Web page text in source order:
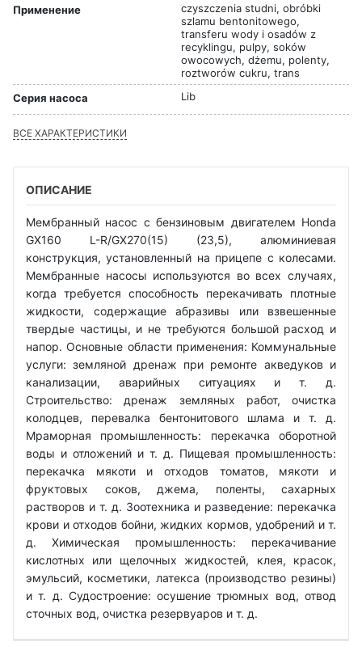
Применение
czyszczenia studni, obróbki
szlamu bentonitowego,
transferu wody i osadów z
recyklingu, pulpy, soków
owocowych, dżemu, polenty,
roztworów cukru, trans
Серия насоса
Lib
ВСЕ ХАРАКТЕРИСТИКИ
ОПИСАНИЕ
Мембранный насос с бензиновым двигателем Honda
GX160 L-R/GX270(15) (23,5), алюминиевая
конструкция, установленный на прицепе с колесами.
Мембранные насосы используются во всех случаях,
когда требуется способность перекачивать плотные
жидкости, содержащие абразивы или взвешенные
твердые частицы, и не требуются большой расход и
напор. Основные области применения: Коммунальные
услуги: земляной дренаж при ремонте акведуков и
канализации, аварийных ситуациях и т. д.
Строительство: дренаж земляных работ, очистка
колодцев, перевалка бентонитового шлама и т. д.
Мраморная промышленность: перекачка оборотной
воды и отложений и т. д. Пищевая промышленность:
перекачка мякоти и отходов томатов, мякоти и
фруктовых соков, джема, поленты, сахарных
растворов и т. д. Зоотехника и разведение: перекачка
крови и отходов бойни, жидких кормов, удобрений и т.
д. Химическая промышленность: перекачивание
кислотных или щелочных жидкостей, клея, красок,
эмульсий, косметики, латекса (производство резины)
и т. д. Судостроение: осушение трюмных вод, отвод
сточных вод, очистка резервуаров и т. д.